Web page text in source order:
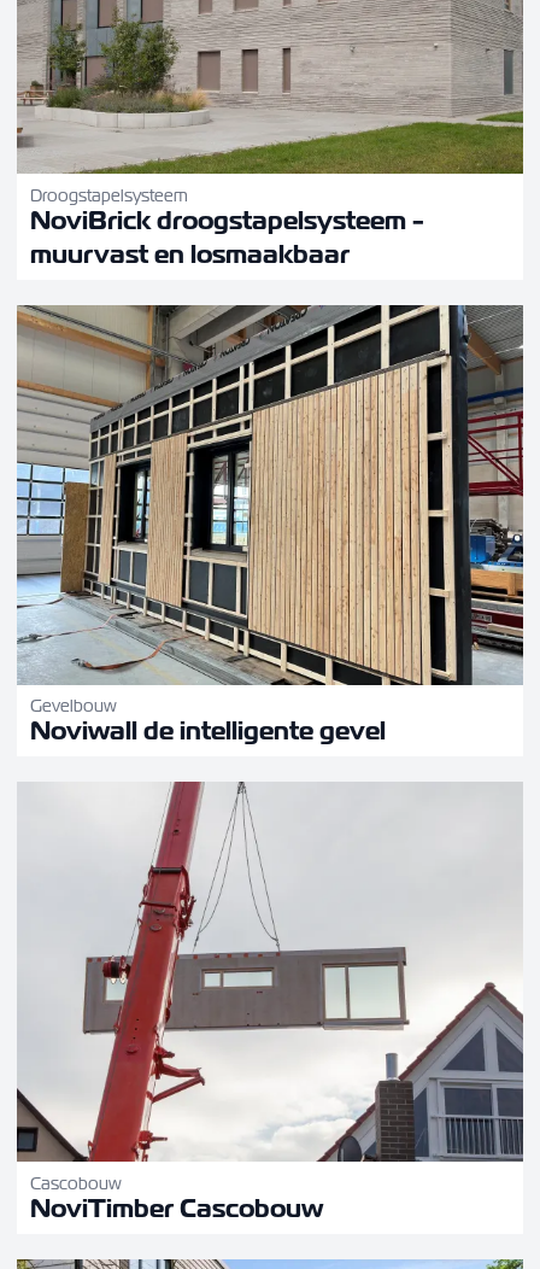
Droogstapelsysteem
NoviBrick droogstapelsysteem -
muurvast en losmaakbaar
Gevelbouw
Noviwall de intelligente gevel
Cascobouw
NoviTimber Cascobouw